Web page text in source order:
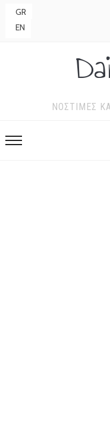
GR
EN
ΝΌΣΤΙΜΕΣ